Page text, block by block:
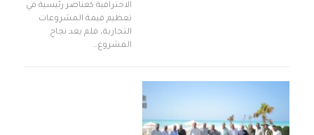
الاحترافية كعناصر رئيسية في
تعظيم قيمة المشروعات
التجارية، فلم يعد نجاح
المشروع…